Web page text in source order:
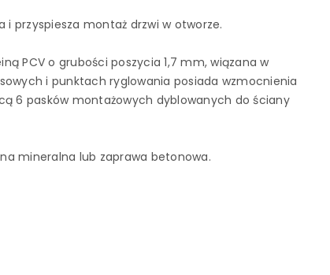
przyspiesza montaż drzwi w otworze.
PCV o grubości poszycia 1,7 mm, wiązana w
i punktach ryglowania posiada wzmocnienia
6 pasków montażowych dyblowanych do ściany
mineralna lub zaprawa betonowa.